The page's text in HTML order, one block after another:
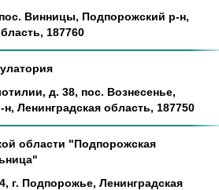
Винницы, Подпорожский р-н,
187760
д. 38, пос. Вознесенье,
Ленинградская область, 187750
области "Подпорожская
г. Подпорожье, Ленинградская